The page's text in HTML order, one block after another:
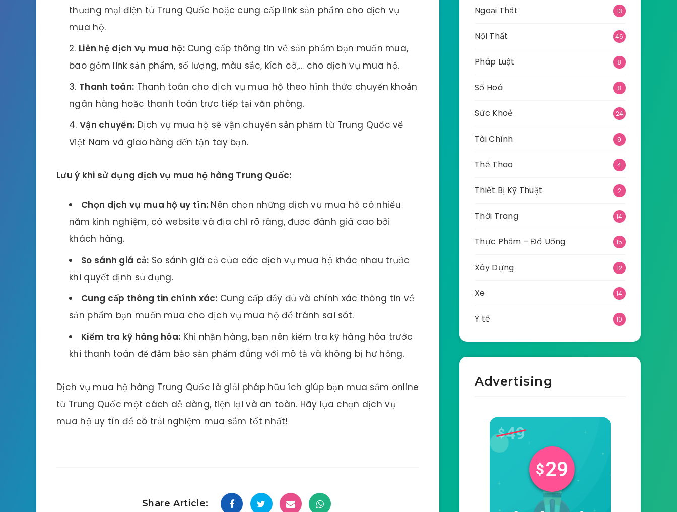
thương mại điện tử Trung Quốc hoặc cung cấp link sản phẩm cho dịch vụ
mua hộ.
Liên hệ dịch vụ mua hộ:Cung cấp thông tin về sản phẩm bạn muốn mua,
bao gồm link sản phẩm, số lượng, màu sắc, kích cỡ,… cho dịch vụ mua hộ.
Thanh toán: Thanh toán cho dịch vụ mua hộ theo hình thức chuyển khoản
ngân hàng hoặc thanh toán trực tiếp tại văn phòng.
Vận chuyển: Dịch vụ mua hộ sẽ vận chuyển sản phẩm từ Trung Quốc về
Việt Nam và giao hàng đến tận tay bạn.
Lưu ý khi sử dụng dịch vụ mua hộ hàng Trung Quốc:
Chọn dịch vụ mua hộ uy tín: Nên chọn những dịch vụ mua hộ có nhiều
năm kinh nghiệm, có website và địa chỉ rõ ràng, được đánh giá cao bởi
khách hàng.
So sánh giá cả: So sánh giá cả của các dịch vụ mua hộ khác nhau trước
khi quyết định sử dụng.
Cung cấp thông tin chính xác: Cung cấp đầy đủ và chính xác thông tin về
sản phẩm bạn muốn mua cho dịch vụ mua hộ để tránh sai sót.
Kiểm tra kỹ hàng hóa: Khi nhận hàng, bạn nên kiểm tra kỹ hàng hóa trước
khi thanh toán để đảm bảo sản phẩm đúng với mô tả và không bị hư hỏng.
Dịch vụ mua hộ hàng Trung Quốc là giải pháp hữu ích giúp bạn mua sắm online
từ Trung Quốc một cách dễ dàng, tiện lợi và an toàn. Hãy lựa chọn dịch vụ
mua hộ uy tín để có trải nghiệm mua sắm tốt nhất!
Share Article:
Ngoại Thất 13
Nội Thất 46
Pháp Luật 8
Số Hoá 8
Sức Khoẻ 24
Tài Chính 9
Thể Thao 4
Thiết Bị Kỹ Thuật 2
Thời Trang 14
Thực Phẩm – Đồ Uống 15
Xây Dựng 12
Xe 14
Y tế 10
Advertising